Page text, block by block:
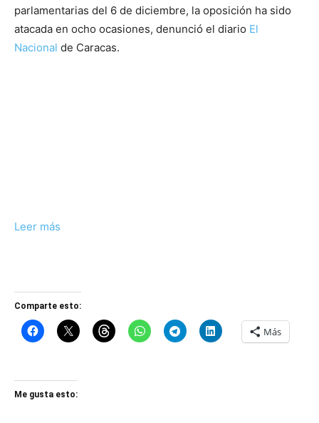
parlamentarias del 6 de diciembre, la oposición ha sido
atacada en ocho ocasiones, denunció el diario El
Nacional de Caracas.
Leer más
Comparte esto:
Más
Me gusta esto: